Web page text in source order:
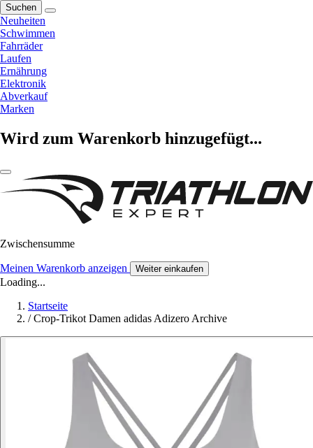
Suchen
Neuheiten
Schwimmen
Fahrräder
Laufen
Ernährung
Elektronik
Abverkauf
Marken
Wird zum Warenkorb hinzugefügt...
Zwischensumme
Meinen Warenkorb anzeigen Weiter einkaufen
Loading...
Startseite
/ Crop-Trikot Damen adidas Adizero Archive